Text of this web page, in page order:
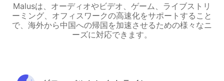
Malusは、オーディオやビデオ、ゲーム、ライブストリ
ーミング、オフィスワークの高速化をサポートすること
で、海外から中国への帰国を加速させるための様々なニ
ーズに対応できます。